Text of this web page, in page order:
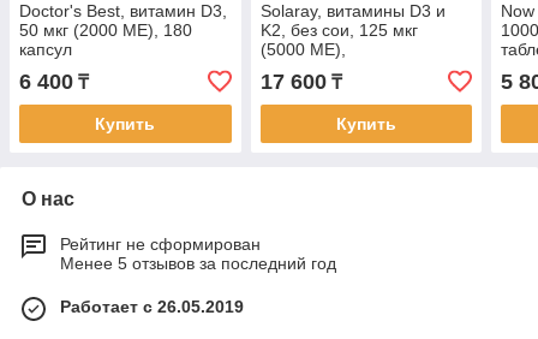
Doctor's Best, витамин D3,
50 мкг (2000 МЕ), 180
капсул
6 400 ₸
Купить
Solaray, витамины D3 и
K2, без сои, 125 мкг
(5000 МЕ),
120 растительных капсул
17 600₸
Купить
5
О нас
Рейтинг не сформирован
Менее 5 отзывов за последний год
Работает с 26.05.2019